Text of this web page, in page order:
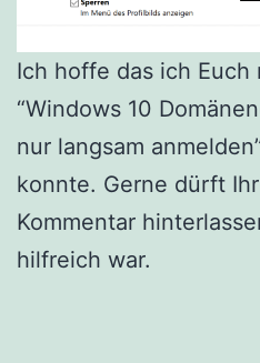
Ich hoffe das ich Euch
“Windows 10
nur langsam
konnte. Gerne dürft
Kommentar
hilfreich war.